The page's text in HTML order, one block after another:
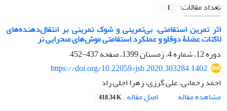
تعداد مقالات:
1
اثر تمرین استقامتی، بی‌تمرینی و شوک تمرینی بر انتقال‌دهنده‌های
لاکتات عضلۀ دوقلو و عملکرد استقامتی موش‌های صحرایی نر
دوره 12، شماره 4، زمستان 1399، صفحه
437-452
https://doi.org/10.22059/jsb.2020.303284.1402
احمد رحمانی، علی گرزی، زهرا اجلی راد
مشاهده مقاله
اصل مقاله 418.34 K